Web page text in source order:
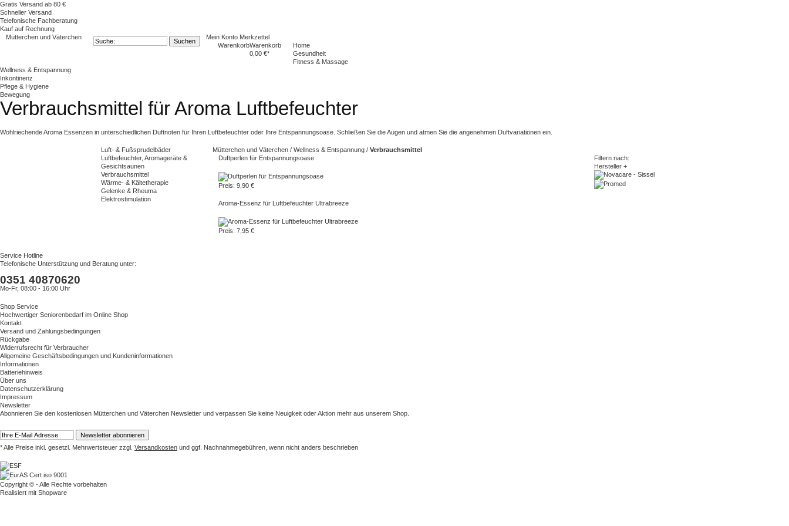
Gratis Versand ab 80 €
Schneller Versand
Telefonische Fachberatung
Kauf auf Rechnung
Mütterchen und Väterchen
Mein Konto Merkzettel
WarenkorbWarenkorb
0,00 €*
Home
Gesundheit
Fitness & Massage
Wellness & Entspannung
Inkontinenz
Pflege & Hygiene
Bewegung
Verbrauchsmittel für Aroma Luftbefeuchter
Wohlriechende Aroma Essenzen in unterschiedlichen Duftnoten für Ihren Luftbefeuchter oder Ihre Entspannungsoase. Schließen Sie die Augen und atmen Sie die angenehmen Duftvariationen ein.
Luft- & Fußsprudelbäder
Luftbefeuchter, Aromageräte &
Gesichtsaunen
Verbrauchsmittel
Wärme- & Kältetherapie
Gelenke & Rheuma
Elektrostimulation
Mütterchen und Väterchen / Wellness & Entspannung / Verbrauchsmittel
Duftperlen für Entspannungsoase
Preis: 9,90 €
Aroma-Essenz für Luftbefeuchter Ultrabreeze
Preis: 7,95 €
Filtern nach:
Hersteller +
Service Hotline
Telefonische Unterstützung und Beratung unter:
0351 40870620
Mo-Fr, 08:00 - 16:00 Uhr
Shop Service
Hochwertiger Seniorenbedarf im Online Shop
Kontakt
Versand und Zahlungsbedingungen
Rückgabe
Widerrufsrecht für Verbraucher
Allgemeine Geschäftsbedingungen und Kundeninformationen
Informationen
Batteriehinweis
Über uns
Datenschutzerklärung
Impressum
Newsletter
Abonnieren Sie den kostenlosen Mütterchen und Väterchen Newsletter und verpassen Sie keine Neuigkeit oder Aktion mehr aus unserem Shop.
* Alle Preise inkl. gesetzl. Mehrwertsteuer zzgl. Versandkosten und ggf. Nachnahmegebühren, wenn nicht anders beschrieben
Copyright © - Alle Rechte vorbehalten
Realisiert mit Shopware